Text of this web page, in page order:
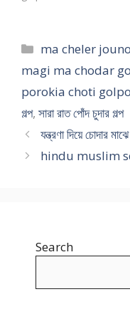
Categories
ma cheler
magi ma chodar
porokia choti golpo
গল্প, সারা রাত পোঁদ চুদার গল্প
যন্ত্রণা দিয়ে চোদার
hindu muslim sex
Search